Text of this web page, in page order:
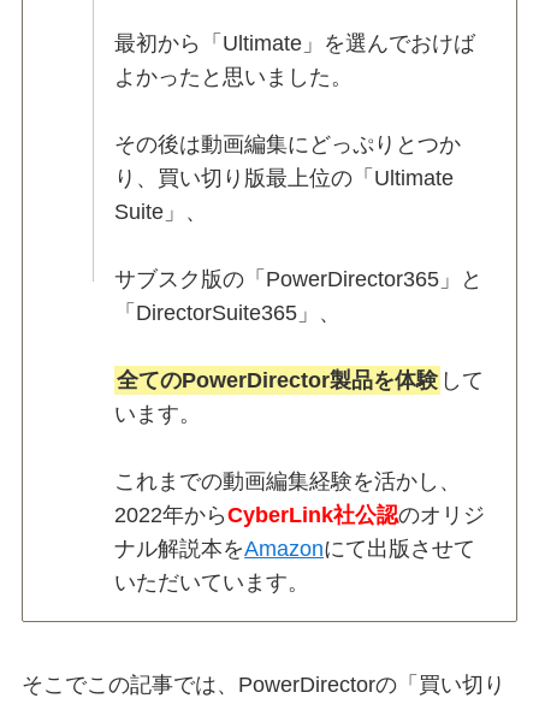
最初から「Ultimate」を選んでおけば
よかったと思いました。
その後は動画編集にどっぷりとつか
り、買い切り版最上位の「Ultimate
Suite」、
サブスク版の「PowerDirector365」と
「DirectorSuite365」、
全てのPowerDirector製品を体験 して
います。
これまでの動画編集経験を活かし、
2022年からCyberLink社公認のオリジ
ナル解説本をAmazonにて出版させて
いただいています。
そこでこの記事では、PowerDirectorの「買い切り